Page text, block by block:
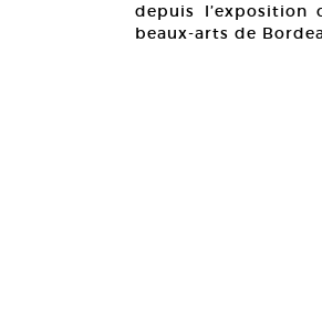
depuis l’exposition
beaux-arts de